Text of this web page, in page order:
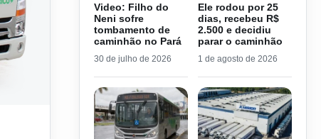
Video: Filho do
Neni sofre
tombamento de
caminhão no Pará
30 de julho de 2026
Ele rodou por 25
dias, recebeu R$
2.500 e decidiu
parar o caminhão
1 de agosto de 2026